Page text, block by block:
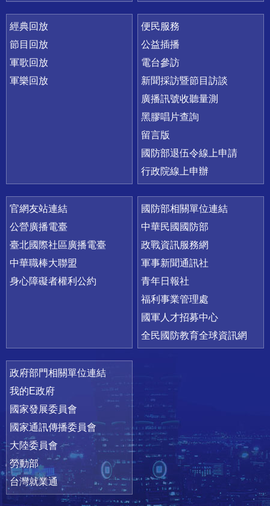
經典回放
節目回放
軍歌回放
軍樂回放
便民服務
公益插播
電台參訪
新聞採訪暨節目訪談
廣播訊號收聽量測
黑膠唱片查詢
留言版
國防部退伍令線上申請
行政院線上申辦
官網友站連結
公營廣播電臺
臺北國際社區廣播電臺
中華職棒大聯盟
身心障礙者權利公約
國防部相關單位連結
中華民國國防部
政戰資訊服務網
軍事新聞通訊社
青年日報社
福利事業管理處
國軍人才招募中心
全民國防教育全球資訊網
政府部門相關單位連結
我的E政府
國家發展委員會
國家通訊傳播委員會
大陸委員會
勞動部
台灣就業通